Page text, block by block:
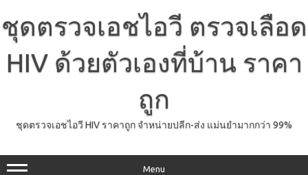
content
ชุดตรวจเอชไอวี ตรวจเลือด
HIV ด้วยตัวเองที่บ้าน ราคา
ถูก
ชุดตรวจเอชไอวี HIV ราคาถูก จำหน่ายปลีก-ส่ง แม่นยำมากกว่า 99%
Menu